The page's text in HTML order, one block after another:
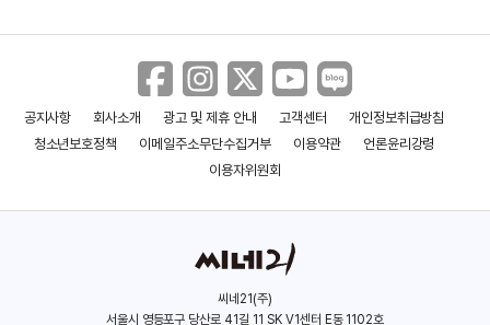
(남순자)
차정원
전진기
최대훈
공지사항 회사소개 광고 및 제휴 안내 고객센터
개인정보취급방침
청소년보호정책
이메일주소무단수집거부 이용약관
언론윤리강령
이용자위원회
씨네21(주)
서울시 영등포구 당산로 41길 11 SK V1센터 E동 1102호